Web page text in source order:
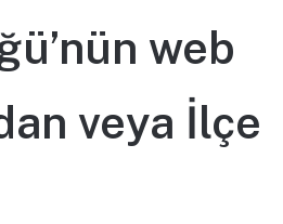
web
veya İlçe